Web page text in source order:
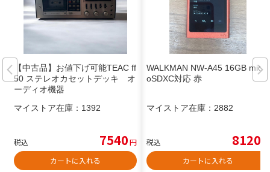
【中古品】お値下げ可能TEAC ff
50 ステレオカセットデッキ オ
ーディオ機器
マイストア在庫： 1392
税込 7540円
カートに入れる
WALKMAN NW-A45 16GB micr
oSDXC対応 赤
マイストア在庫： 2882
税込 8120
カートに入れる